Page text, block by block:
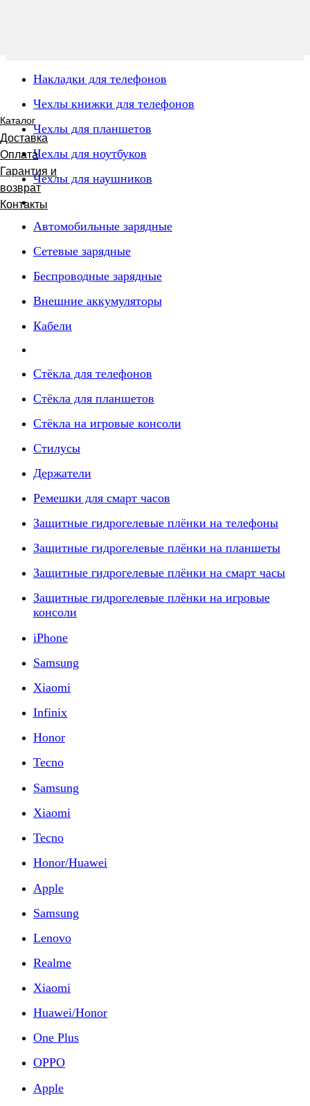
Каталог
Доставка
Оплата
Гарантия и
возврат
Контакты
Накладки для телефонов
Чехлы книжки для телефонов
Чехлы для планшетов
Чехлы для ноутбуков
Чехлы для наушников
Автомобильные зарядные
Сетевые зарядные
Беспроводные зарядные
Внешние аккумуляторы
Кабели
Стёкла для телефонов
Стёкла для планшетов
Стёкла на игровые консоли
Стилусы
Держатели
Ремешки для смарт часов
Защитные гидрогелевые плёнки на телефоны
Защитные гидрогелевые плёнки на планшеты
Защитные гидрогелевые плёнки на смарт часы
Защитные гидрогелевые плёнки на игровые
консоли
iPhone
Samsung
Xiaomi
Infinix
Honor
Tecno
Samsung
Xiaomi
Tecno
Honor/Huawei
Apple
Samsung
Lenovo
Realme
Xiaomi
Huawei/Honor
One Plus
OPPO
Apple